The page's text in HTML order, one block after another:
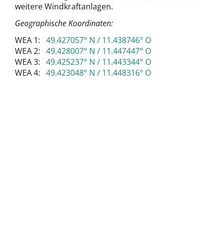
weitere Windkraftanlagen.
Geographische Koordinaten:
WEA 1: 49.427057° N / 11.438746° O
WEA 2: 49.428007° N / 11.447447° O
WEA 3: 49.425237° N / 11.443344° O
WEA 4: 49.423048° N / 11.448316° O